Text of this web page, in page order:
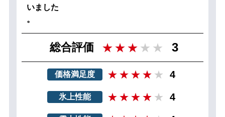
いました
。
総合評価 3
価格満足度 4
氷上性能 4